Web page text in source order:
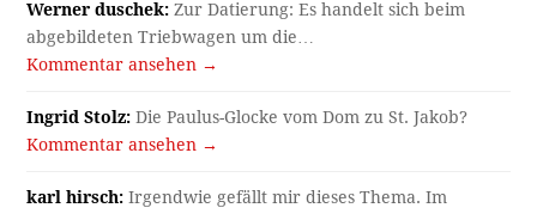
Werner duschek: Zur Datierung: Es handelt sich beim
abgebildeten Triebwagen um die…
Kommentar ansehen →
Ingrid Stolz: Die Paulus-Glocke vom Dom zu St. Jakob?
Kommentar ansehen →
karl hirsch: Irgendwie gefällt mir dieses Thema. Im